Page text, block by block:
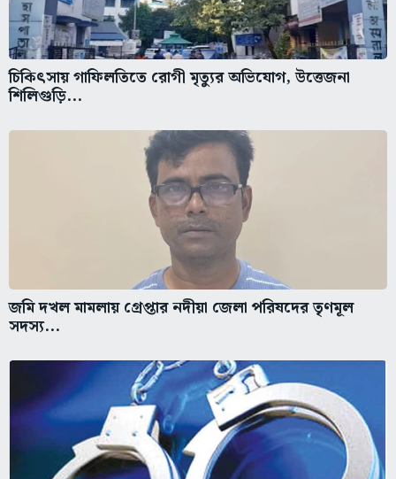
চিকিৎসায় গাফিলতিতে রোগী মৃত্যুর অভিযোগ, উত্তেজনা
শিলিগুড়ি...
জমি দখল মামলায় গ্রেপ্তার নদীয়া জেলা পরিষদের তৃণমূল
সদস্য...